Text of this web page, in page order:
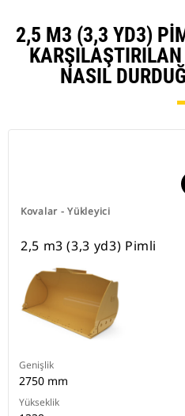
2,5 M3 (3,3 YD3)
KARŞILAŞTIRILAN
NASIL
Kovalar - Yükleyici
2,5 m3 (3,3 yd3) Pimli
Genişlik
2750 mm
Yükseklik